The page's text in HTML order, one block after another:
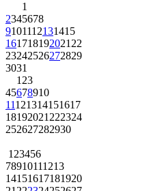
1
2345678
9101112131415
161718192021 22
23242526272829
3031
1 23
45678910
11121314151617
18192021 222324
252627282930
1 23456
78910111213
14151617181920